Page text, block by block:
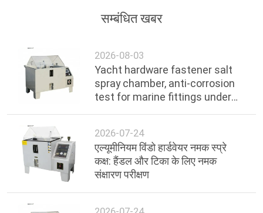
सम्बंधित खबर
2026-08-03
Yacht hardware fastener salt
spray chamber, anti-corrosion
test for marine fittings under
2026-07-24
एल्यूमीनियम विंडो हार्डवेयर नमक स्प्रे
कक्ष: हैंडल और टिका के लिए नमक
संक्षारण परीक्षण